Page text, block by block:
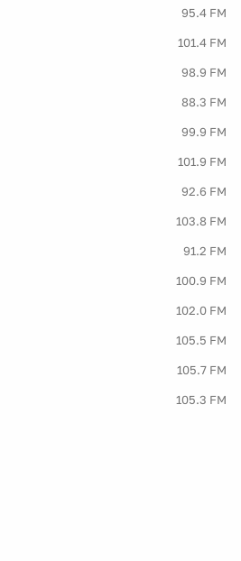
95.4 FM
101.4 FM
98.9 FM
88.3 FM
99.9 FM
101.9 FM
92.6 FM
103.8 FM
91.2 FM
100.9 FM
102.0 FM
105.5 FM
105.7 FM
105.3 FM